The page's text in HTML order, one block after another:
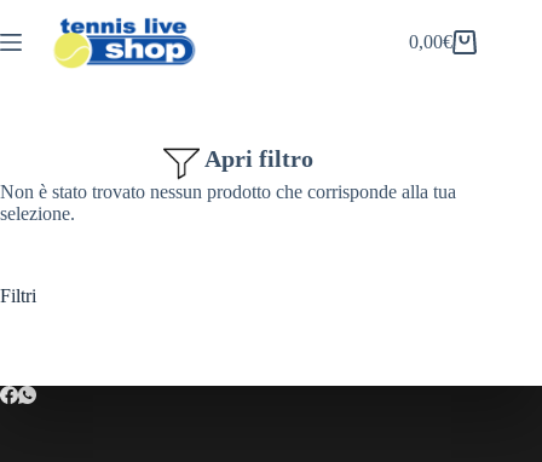
al
contenuto
Carrello
0,00€
Apri filtro
Non è stato trovato nessun prodotto che corrisponde alla tua
selezione.
Filtri